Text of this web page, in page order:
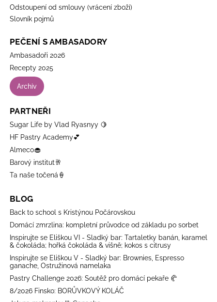
Odstoupení od smlouvy (vrácení zboží)
Slovník pojmů
PEČENÍ S AMBASADORY
Ambasadoři 2026
Recepty 2025
Archiv
PARTNEŘI
Sugar Life by Vlad Ryasnyy 🍋
HF Pastry Academy💕
Almeco🧁
Barový institut🥂
Ta naše točená🍦
BLOG
Back to school s Kristýnou Počárovskou
Domácí zmrzlina: kompletní průvodce od základu po sorbet
Inspirujte se Eliškou VI - Sladký bar: Tartaletky banán, karamel
& čokoláda; hořká čokoláda & višně; kokos s citrusy
Inspirujte se Eliškou V - Sladký bar: Brownies, Espresso
ganache, Ostružinová namelaka
Pastry Challenge 2026: Soutěž pro domácí pekaře 🥐
8/2026 Finsko: BORŮVKOVÝ KOLÁČ